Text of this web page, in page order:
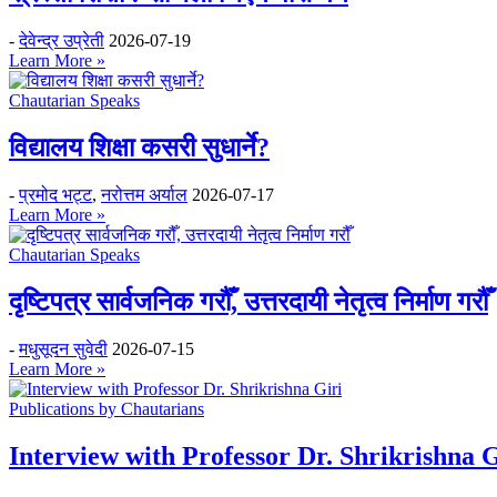
-देवेन्द्र उप्रेती 2026-07-19
Learn More »
Chautarian Speaks
विद्यालय शिक्षा कसरी सुधार्ने?
-प्रमोद भट्ट,नरोत्तम अर्याल 2026-07-17
Learn More »
Chautarian Speaks
दृष्टिपत्र सार्वजनिक गरौँ, उत्तरदायी नेतृत्व निर्माण गरौँ
-मधुसूदन सुवेदी 2026-07-15
Learn More »
Publications by Chautarians
Interview with Professor Dr. Shrikrishna